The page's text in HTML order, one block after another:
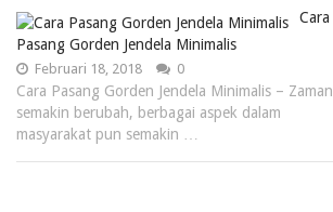
Cara
Pasang Gorden Jendela Minimalis
Februari 18, 2018 0
Cara Pasang Gorden Jendela Minimalis – Zaman
semakin berubah, berbagai aspek dalam
masyarakat pun semakin …